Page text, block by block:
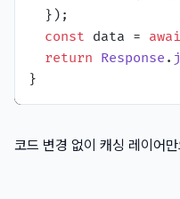
  });
const data =
return Response .
코드 변경 없이 캐싱 레이어